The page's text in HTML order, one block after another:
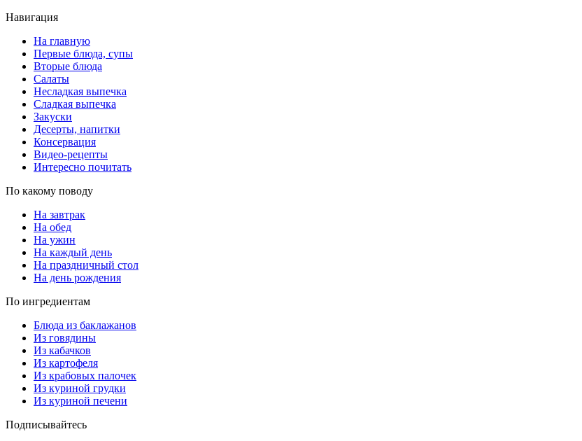
Навигация
На главную
Первые блюда, супы
Вторые блюда
Салаты
Несладкая выпечка
Сладкая выпечка
Закуски
Десерты, напитки
Консервация
Видео-рецепты
Интересно почитать
По какому поводу
На завтрак
На обед
На ужин
На каждый день
На праздничный стол
На день рождения
По ингредиентам
Блюда из баклажанов
Из говядины
Из кабачков
Из картофеля
Из крабовых палочек
Из куриной грудки
Из куриной печени
Подписывайтесь